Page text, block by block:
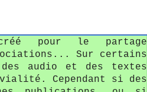
pour le partage
Sur certains
audio et des textes
Cependant si des